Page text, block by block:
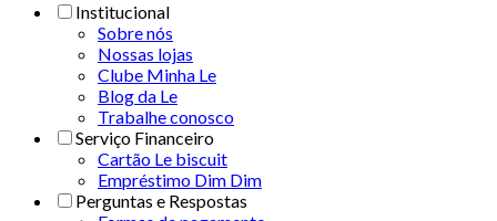
Institucional
Sobre nós
Nossas lojas
Clube Minha Le
Blog da Le
Trabalhe conosco
Serviço Financeiro
Cartão Le biscuit
Empréstimo Dim Dim
Perguntas e Respostas